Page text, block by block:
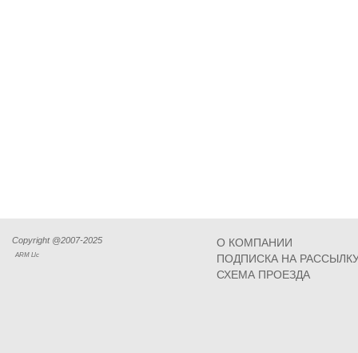
Copyright @2007-2025
ARM Llc
О КОМПАНИИ
ПОДПИСКА НА
СХЕМА ПРОЕЗДА